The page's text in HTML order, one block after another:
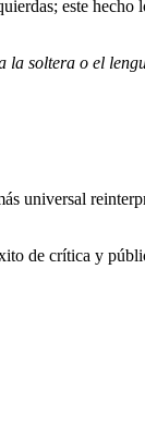
este
la soltera o el
universal
de crítica y